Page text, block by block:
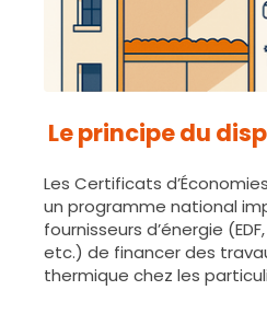
Le principe du
Les Certificats
un programme national
fournisseurs d’énergie
etc.) de financer des
thermique chez les